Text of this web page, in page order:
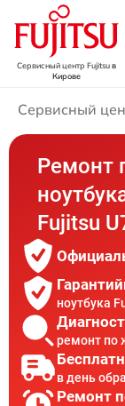
Сервисный центр Fujitsuв
Кирове
Сервисный
Ремонт
Fujitsu
ноутбука
ремонт по
в день
Ремонт